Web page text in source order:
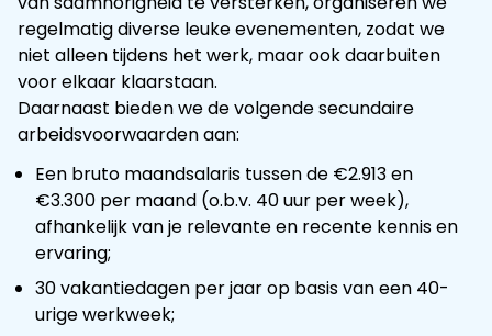
regelmatig diverse leuke evenementen, zodat we
niet alleen tijdens het werk, maar ook daarbuiten
voor elkaar klaarstaan.
Daarnaast bieden we de volgende secundaire
arbeidsvoorwaarden aan:
Een bruto maandsalaris tussen de €2.913 en
€3.300 per maand (o.b.v. 40 uur per week),
afhankelijk van je relevante en recente kennis en
ervaring;
30 vakantiedagen per jaar op basis van een 40-
urige werkweek;